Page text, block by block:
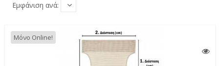
Εμφάνιση ανά:
Μόνο Online!